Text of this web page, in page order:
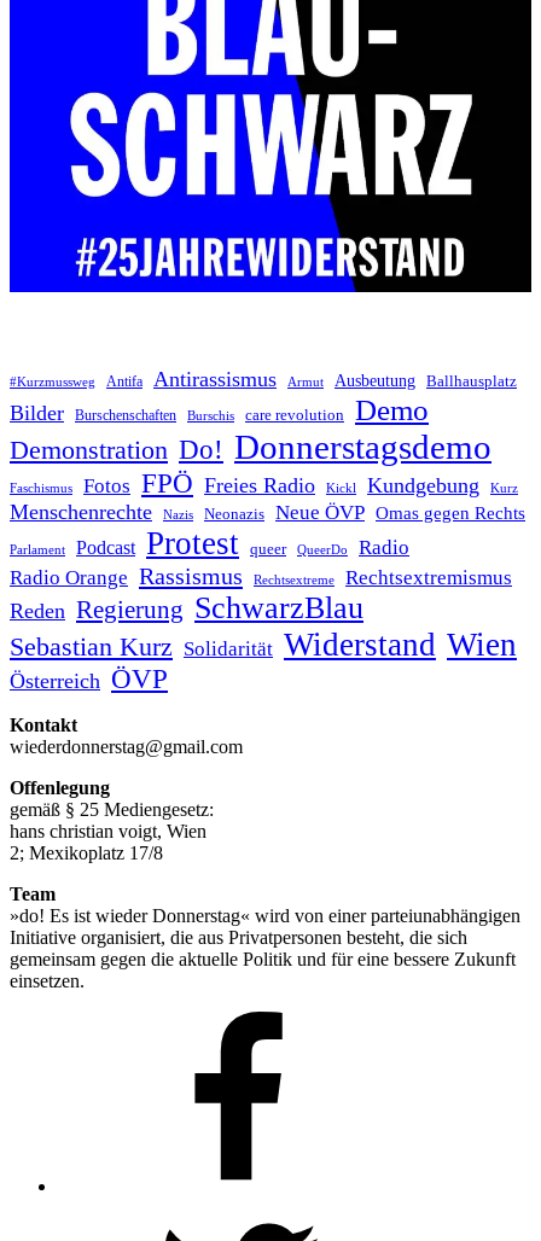
#Kurzmussweg Antifa Antirassismus Armut Ausbeutung Ballhausplatz
Bilder Burschenschaften Burschis care revolution Demo
Demonstration Do! Donnerstagsdemo
Faschismus Fotos FPÖ Freies Radio Kickl Kundgebung Kurz
Menschenrechte Nazis Neonazis Neue ÖVP Omas gegen Rechts
Parlament Podcast Protest queer QueerDo
Radio
Radio Orange Rassismus Rechtsextreme Rechtsextremismus
Reden Regierung SchwarzBlau
Sebastian Kurz Solidarität Widerstand Wien
Österreich ÖVP
Kontakt
wiederdonnerstag@gmail.com
Offenlegung
gemäß § 25 Mediengesetz:
hans christian voigt, Wien
2; Mexikoplatz 17/8
Team
»do! Es ist wieder Donnerstag« wird von einer parteiunabhängigen
Initiative organisiert, die aus Privatpersonen besteht, die sich
gemeinsam gegen die aktuelle Politik und für eine bessere Zukunft
einsetzen.